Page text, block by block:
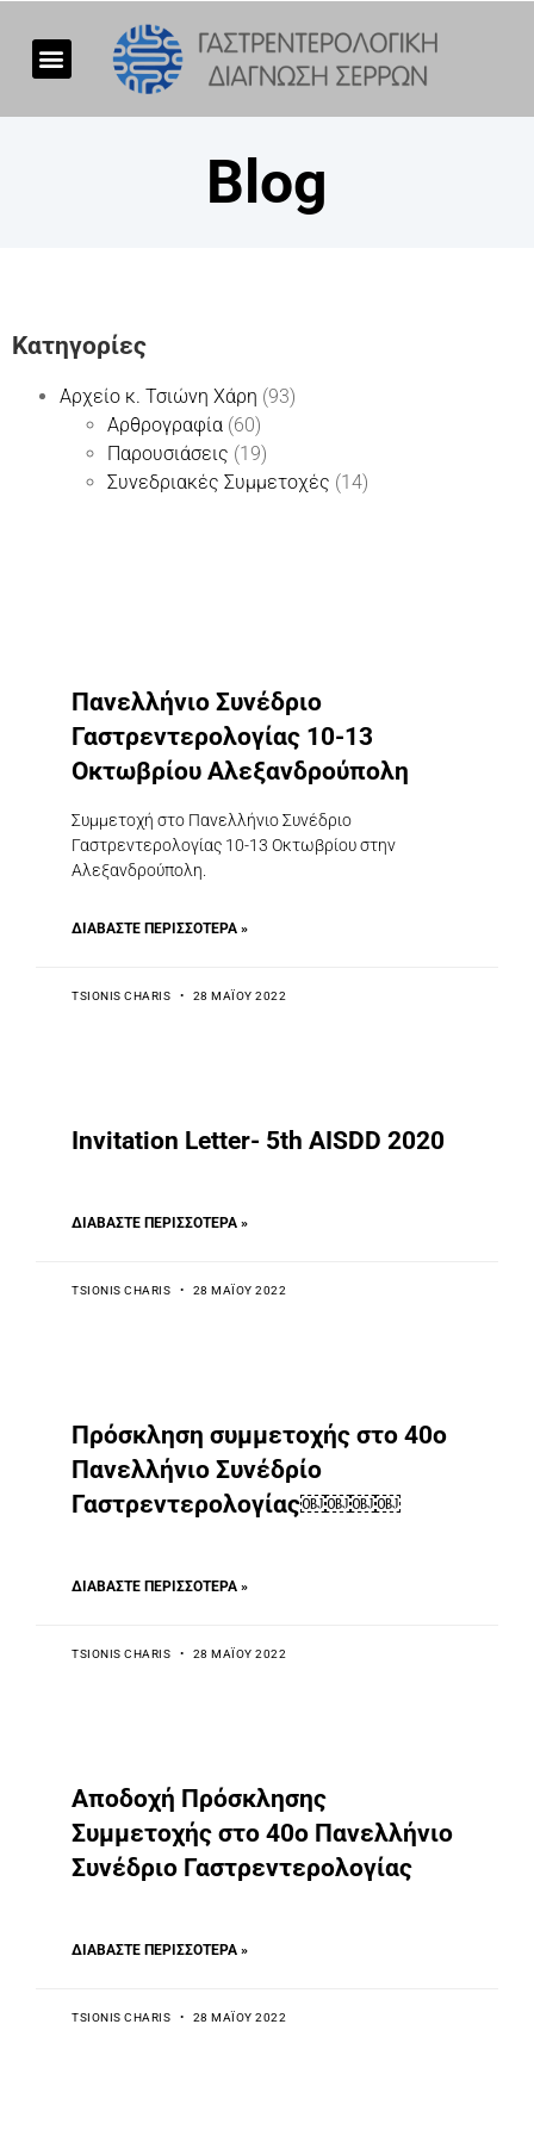
Blog
Kατηγορίες
Αρχείο κ. Τσιώνη Χάρη (93)
Αρθρογραφία (60)
Παρουσιάσεις (19)
Συνεδριακές Συμμετοχές (14)
Πανελλήνιο Συνέδριο
Γαστρεντερολογίας 10-13
Οκτωβρίου Αλεξανδρούπολη
Συμμετοχή στο Πανελλήνιο Συνέδριο
Γαστρεντερολογίας 10-13 Οκτωβρίου στην
Αλεξανδρούπολη.
ΔΙΑΒΆΣΤΕ ΠΕΡΙΣΣΌΤΕΡΑ »
TSIONIS CHARIS 28 ΜΑΪ́ΟΥ 2022
Invitation Letter- 5th AISDD 2020
ΔΙΑΒΆΣΤΕ ΠΕΡΙΣΣΌΤΕΡΑ »
TSIONIS CHARIS 28 ΜΑΪ́ΟΥ 2022
Πρόσκληση συμμετοχής στο 40ο
Πανελλήνιο Συνέδρίο
Γαστρεντερολογίας￼￼￼￼
ΔΙΑΒΆΣΤΕ ΠΕΡΙΣΣΌΤΕΡΑ »
TSIONIS CHARIS 28 ΜΑΪ́ΟΥ 2022
Αποδοχή Πρόσκλησης
Συμμετοχής στο 40ο Πανελλήνιο
Συνέδριο Γαστρεντερολογίας
ΔΙΑΒΆΣΤΕ ΠΕΡΙΣΣΌΤΕΡΑ »
TSIONIS CHARIS 28 ΜΑΪ́ΟΥ 2022